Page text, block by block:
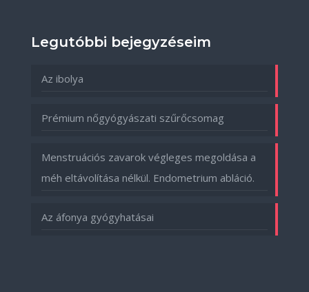
Legutóbbi bejegyzéseim
Az ibolya
Prémium nőgyógyászati szűrőcsomag
Menstruációs zavarok végleges megoldása a
méh eltávolítása nélkül. Endometrium abláció.
Az áfonya gyógyhatásai